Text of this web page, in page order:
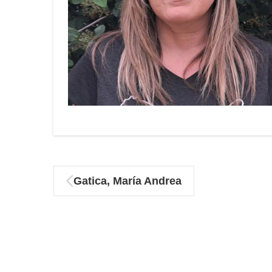
Gatica, María Andrea